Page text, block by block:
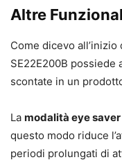
Altre
Come dicevo
SE22E200B
scontate in un
La modalità eye saver
questo modo riduce
periodi prolungati di